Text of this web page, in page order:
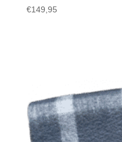
€149,95